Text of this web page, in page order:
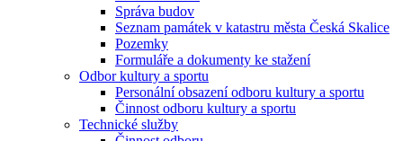
Správa budov
Seznam památek v katastru města Česká Skalice
Pozemky
Formuláře a dokumenty ke stažení
Odbor kultury a sportu
Personální obsazení odboru kultury a sportu
Činnost odboru kultury a sportu
Technické služby